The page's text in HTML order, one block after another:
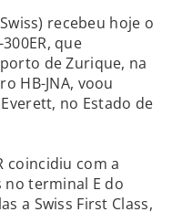
recebeu hoje o
que
de Zurique, na
HB-JNA, voou
no Estado de
coincidiu com a
terminal E do
a Swiss First Class,